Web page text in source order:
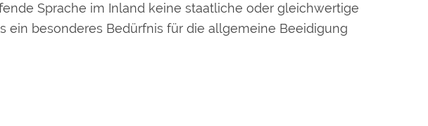
Sprache im Inland keine staatliche oder gleichwertige
ein besonderes Bedürfnis für die allgemeine Beeidigung